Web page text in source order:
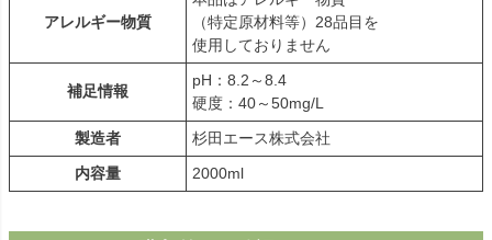
アレルギー物質
（特定原材料等）28品目を
使用しておりません
補足情報
pH：8.2～8.4
硬度：40～50mg/L
製造者
杉田エース株式会社
内容量
2000ml